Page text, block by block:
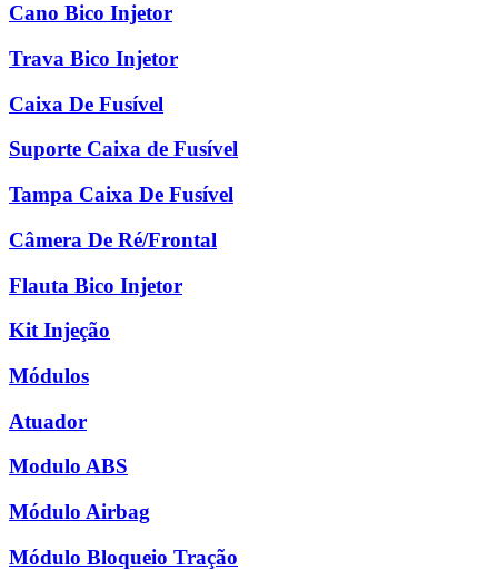
Cano Bico Injetor
Trava Bico Injetor
Caixa De Fusível
Suporte Caixa de Fusível
Tampa Caixa De Fusível
Câmera De Ré/Frontal
Flauta Bico Injetor
Kit Injeção
Módulos
Atuador
Modulo ABS
Módulo Airbag
Módulo Bloqueio Tração